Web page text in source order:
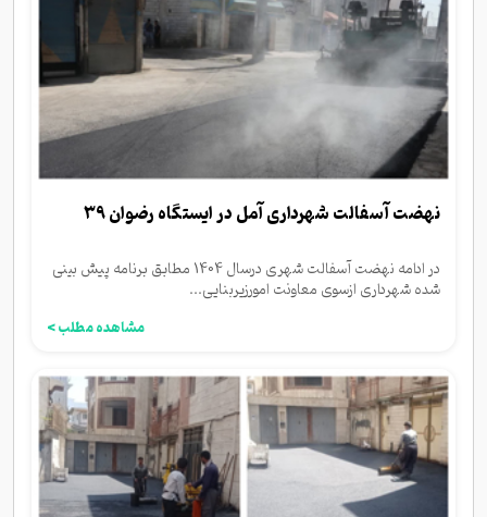
نهضت آسفالت شهرداری آمل در ایستگاه رضوان ۳۹
در ادامه نهضت آسفالت شهری درسال 1404 مطابق برنامه پیش بینی
شده شهرداری ازسوی معاونت امورزیربنایی...
مشاهده مطلب >